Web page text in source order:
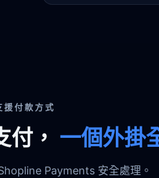
援付款方式
， 一個外掛
Payments 安全處理。